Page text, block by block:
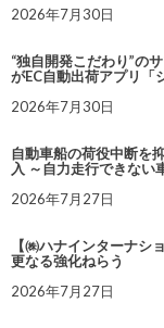
2026年7月30日
“独自開発こだわり”の
がEC自動出荷アプリ「
2026年7月30日
自動車船の荷役中断を
入 ～自力走行できない
2026年7月27日
【㈱ハナインターナ
更なる強化ねらう
2026年7月27日